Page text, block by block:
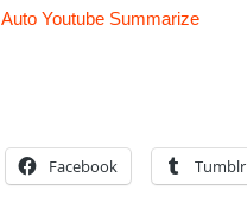
Auto Youtube Summarize
Facebook Tumblr